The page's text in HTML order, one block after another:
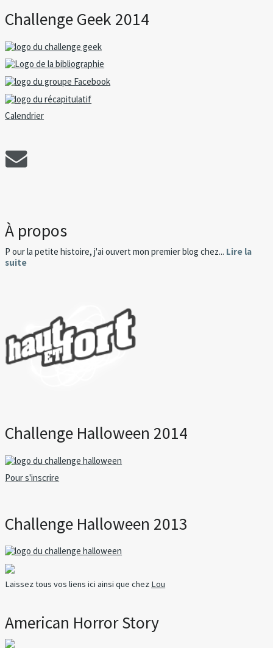
Challenge Geek 2014
Calendrier
À propos
P our la petite histoire, j'ai ouvert mon premier blog chez... Lire la
suite
Challenge Halloween 2014
Pour s'inscrire
Challenge Halloween 2013
Laissez tous vos liens ici ainsi que chez Lou
American Horror Story